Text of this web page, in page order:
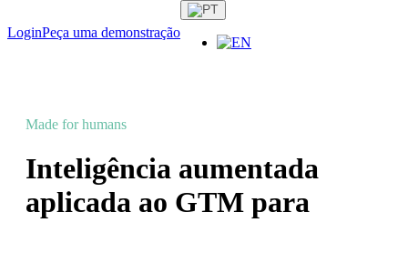
LoginPeça uma demonstração
Made for humans
Inteligência aumentada
aplicada ao GTM para